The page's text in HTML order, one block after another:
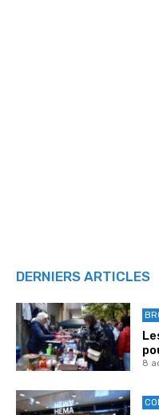
DERNIERS ARTICLES
8